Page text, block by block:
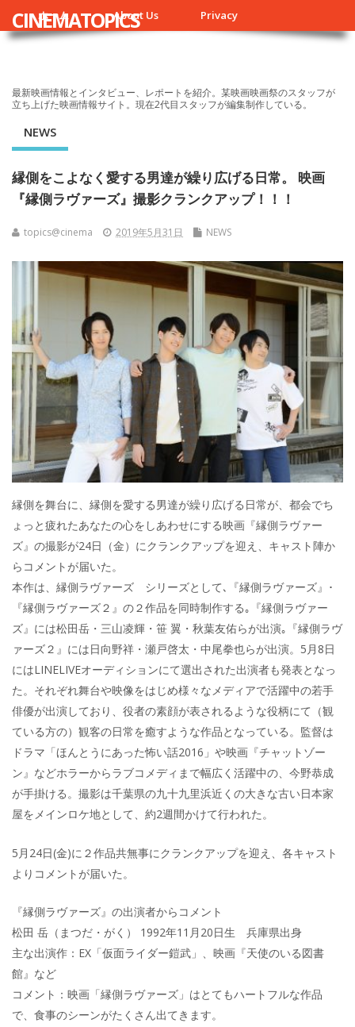
ホーム About Us Privacy
CINEMATOPICS
最新映画情報とインタビュー、レポートを紹介。某映画映画祭のスタッフが
立ち上げた映画情報サイト。現在2代目スタッフが編集制作している。
NEWS
縁側をこよなく愛する男達が繰り広げる日常。 映画
『縁側ラヴァーズ』撮影クランクアップ！！！
topics@cinema 2019年5月31日 NEWS
縁側を舞台に、縁側を愛する男達が繰り広げる日常が、都会でち
ょっと疲れたあなたの心をしあわせにする映画『縁側ラヴァー
ズ』の撮影が24日（金）にクランクアップを迎え、キャスト陣か
らコメントが届いた。
本作は、縁側ラヴァーズ シリーズとして､『縁側ラヴァーズ』･
『縁側ラヴァーズ２』の２作品を同時制作する｡『縁側ラヴァー
ズ』には松田岳・三山凌輝・笹 翼・秋葉友佑らが出演｡『縁側ラヴ
ァーズ２』には日向野祥・瀬戸啓太・中尾拳也らが出演。5月8日
にはLINELIVEオーディションにて選出された出演者も発表となっ
た。それぞれ舞台や映像をはじめ様々なメディアで活躍中の若手
俳優が出演しており、役者の素顔が表されるような役柄にて（観
ている方の）観客の日常を癒すような作品となっている。監督は
ドラマ「ほんとうにあった怖い話2016」や映画『チャットゾー
ン』などホラーからラブコメディまで幅広く活躍中の、今野恭成
が手掛ける。撮影は千葉県の九十九里浜近くの大きな古い日本家
屋をメインロケ地として、約2週間かけて行われた。
5月24日(金)に２作品共無事にクランクアップを迎え、各キャスト
よりコメントが届いた。
『縁側ラヴァーズ』の出演者からコメント
松田 岳（まつだ・がく） 1992年11月20日生 兵庫県出身
主な出演作：EX「仮面ライダー鎧武」、映画『天使のいる図書
館』など
コメント：映画「縁側ラヴァーズ」はとてもハートフルな作品
で、食事のシーンがたくさん出てきます。